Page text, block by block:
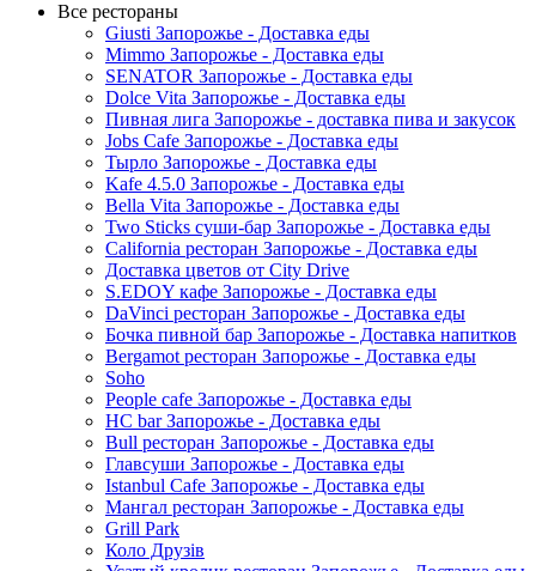
Все рестораны
Giusti Запорожье - Доставка еды
Mimmo Запорожье - Доставка еды
SENATOR Запорожье - Доставка еды
Dolce Vita Запорожье - Доставка еды
Пивная лига Запорожье - доставка пива и закусок
Jobs Cafe Запорожье - Доставка еды
Тырло Запорожье - Доставка еды
Kafe 4.5.0 Запорожье - Доставка еды
Bella Vita Запорожье - Доставка еды
Two Sticks суши-бар Запорожье - Доставка еды
California ресторан Запорожье - Доставка еды
Доставка цветов от City Drive
S.EDOY кафе Запорожье - Доставка еды
DaVinci ресторан Запорожье - Доставка еды
Бочка пивной бар Запорожье - Доставка напитков
Bergamot ресторан Запорожье - Доставка еды
Soho
People cafe Запорожье - Доставка еды
HC bar Запорожье - Доставка еды
Bull ресторан Запорожье - Доставка еды
Главсуши Запорожье - Доставка еды
Istanbul Cafe Запорожье - Доставка еды
Мангал ресторан Запорожье - Доставка еды
Grill Park
Коло Друзів